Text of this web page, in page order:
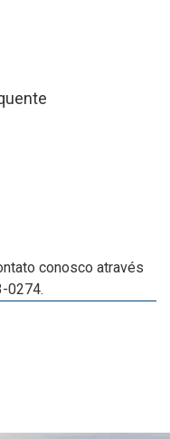
conosco através
0274.